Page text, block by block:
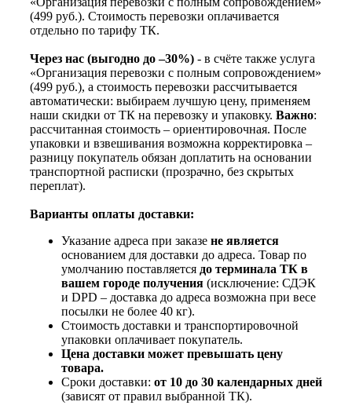
(499 руб.). Стоимость перевозки оплачивается
отдельно по тарифу ТК.
Через нас (выгодно до –30%) - в счёте также услуга
«Организация перевозки с полным сопровождением»
(499 руб.), а стоимость перевозки рассчитывается
автоматически: выбираем лучшую цену, применяем
наши скидки от ТК на перевозку и упаковку. Важно:
рассчитанная стоимость – ориентировочная. После
упаковки и взвешивания возможна корректировка –
разницу покупатель обязан доплатить на основании
транспортной расписки (прозрачно, без скрытых
переплат).
Варианты оплаты доставки:
Указание адреса при заказе не является
основанием для доставки до адреса. Товар по
умолчанию поставляется до терминала ТК в
вашем городе получения (исключение: СДЭК
и DPD – доставка до адреса возможна при весе
посылки не более 40 кг).
Стоимость доставки и транспортировочной
упаковки оплачивает покупатель.
Цена доставки может превышать цену
товара.
Сроки доставки: от 10 до 30 календарных дней
(зависят от правил выбранной ТК).